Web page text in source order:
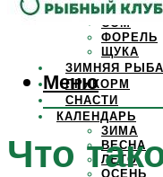
САЗАН
СОМ
ФОРЕЛЬ
ЩУКА
ЗИМНЯЯ
ПРИКОРМ
СНАСТИ
КАЛЕНДАРЬ
ЗИМА
ВЕСНА
ЛЕТО
ОСЕНЬ
Меню
Что